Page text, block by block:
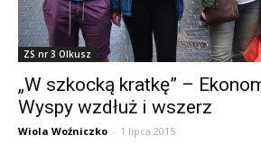
ZS nr 3 Olkusz
„W szkocką kratkę” –
Wyspy wzdłuż i wszerz
Wiola Woźniczko - 1 lipca 2015